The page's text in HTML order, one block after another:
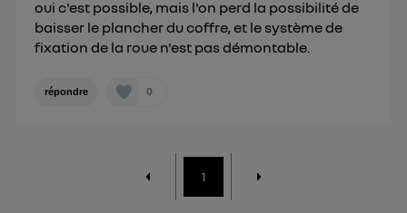
oui c'est possible, mais l'on perd la possibilité de
baisser le plancher du coffre, et le système de
fixation de la roue n'est pas démontable.
répondre 0
1
personnelles d'Utiq